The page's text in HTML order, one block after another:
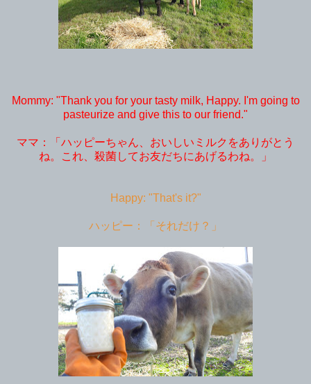
Mommy: "Thank you for your tasty milk, Happy. I'm going to
pasteurize and give this to our friend."
ママ：「ハッピーちゃん、おいしいミルクをありがとう
ね。これ、殺菌してお友だちにあげるわね。」
Happy: "That's it?"
ハッピー：「それだけ？」